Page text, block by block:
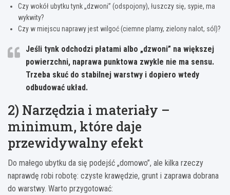
Czy wokół ubytku tynk „dzwoni” (odspojony), łuszczy się, sypie, ma
wykwity?
Czy w miejscu naprawy jest wilgoć (ciemne plamy, zielony nalot, sól)?
Jeśli tynk odchodzi płatami albo „dzwoni” na większej
powierzchni, naprawa punktowa zwykle nie ma sensu.
Trzeba skuć do stabilnej warstwy i dopiero wtedy
odbudować układ.
2) Narzędzia i materiały –
minimum, które daje
przewidywalny efekt
Do małego ubytku da się podejść „domowo”, ale kilka rzeczy
naprawdę robi robotę: czyste krawędzie, grunt i zaprawa dobrana
do warstwy. Warto przygotować: